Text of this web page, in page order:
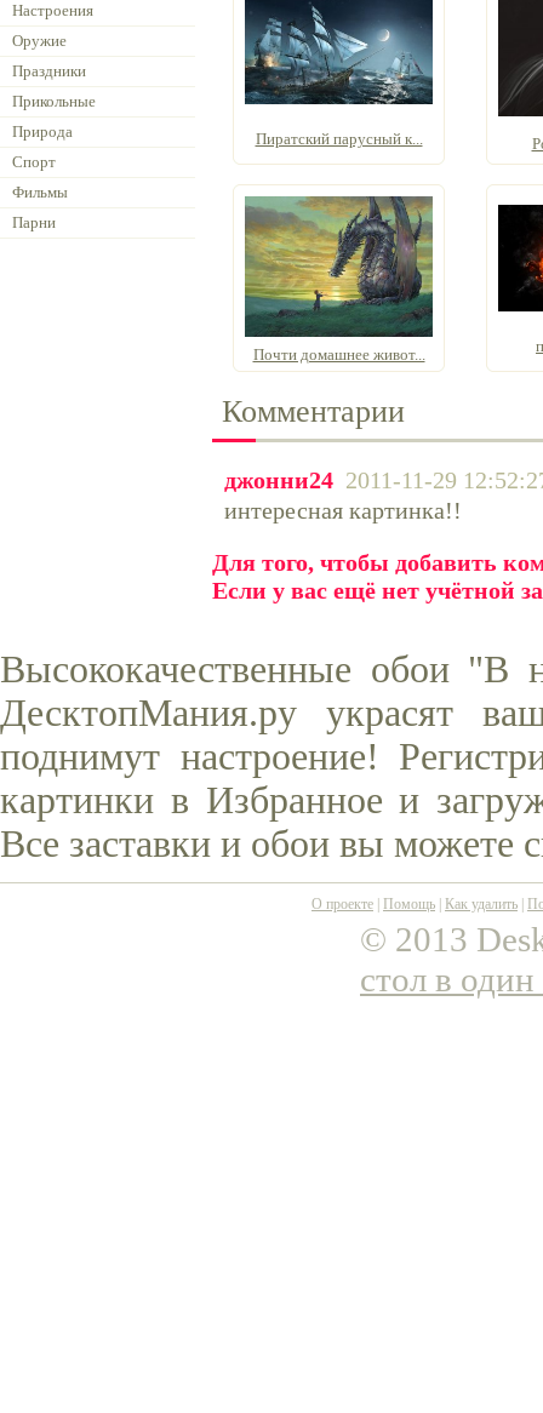
Настроения
Оружие
Праздники
Прикольные
Природа
Спорт
Фильмы
Парни
Пиратский парусный к...
Почти домашнее живот...
Комментарии
джонни24 2011-11-29
интересная картинка!!
Для того, чтобы добавить
Если у вас ещё нет учётной
Высококачественные обои "В
ДесктопМания.ру украсят
поднимут настроение!
картинки в Избранное и
Все заставки и обои вы можете
О проекте Помощь Как удалить
© 2013
стол в